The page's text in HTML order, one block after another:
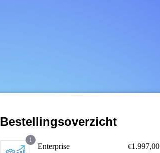
Bestellingsoverzicht
1
Enterprise
€1.997,00